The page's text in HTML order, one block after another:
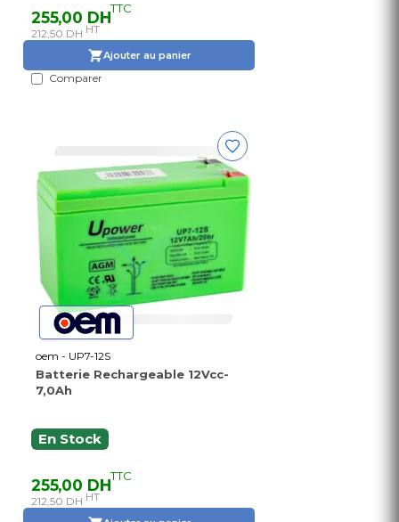
255,00 DHTTC
212,50 DH HT
Ajouter au panier
Comparer
oem - UP7-12S
Batterie Rechargeable 12Vcc-
7,0Ah
En Stock
255,00 DHTTC
212,50 DH HT